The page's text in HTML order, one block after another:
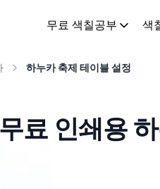
무료 색칠공부 색
하누카 축제 테이블 설정
무료 인쇄용